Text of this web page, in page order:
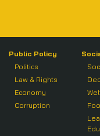
Public Policy
Politics
Law & Rights
Economy
Corruption